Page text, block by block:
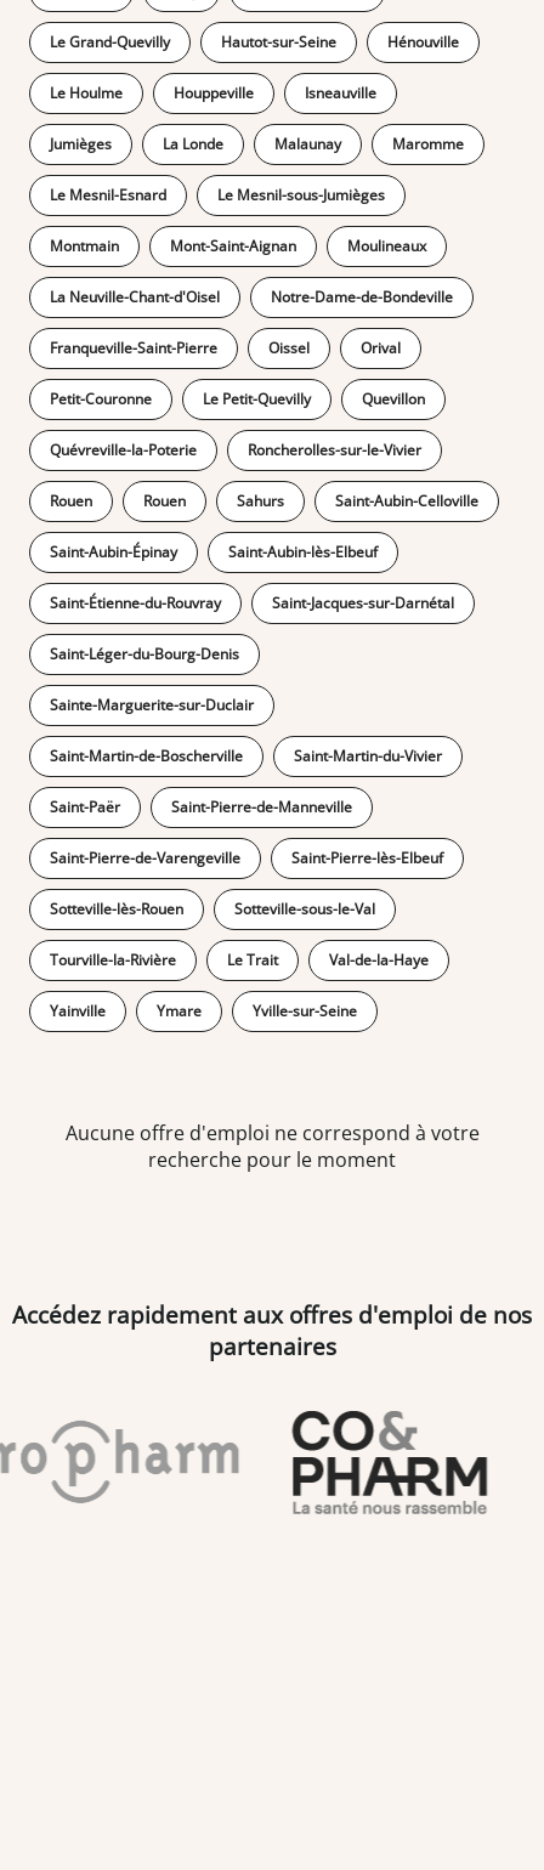
Le Grand-Quevilly Hautot-sur-Seine Hénouville
Le Houlme Houppeville Isneauville
Jumièges La Londe Malaunay Maromme
Le Mesnil-Esnard Le Mesnil-sous-Jumièges
Montmain Mont-Saint-Aignan Moulineaux
La Neuville-Chant-d'Oisel Notre-Dame-de-Bondeville
Franqueville-Saint-Pierre Oissel Orival
Petit-Couronne Le Petit-Quevilly Quevillon
Quévreville-la-Poterie Roncherolles-sur-le-Vivier
Rouen Rouen Sahurs Saint-Aubin-Celloville
Saint-Aubin-Épinay Saint-Aubin-lès-Elbeuf
Saint-Étienne-du-Rouvray Saint-Jacques-sur-Darnétal
Saint-Léger-du-Bourg-Denis
Sainte-Marguerite-sur-Duclair
Saint-Martin-de-Boscherville Saint-Martin-du-Vivier
Saint-Paër Saint-Pierre-de-Manneville
Saint-Pierre-de-Varengeville Saint-Pierre-lès-Elbeuf
Sotteville-lès-Rouen Sotteville-sous-le-Val
Tourville-la-Rivière Le Trait Val-de-la-Haye
Yainville Ymare Yville-sur-Seine
Aucune offre d'emploi ne correspond à votre
recherche pour le moment
Accédez rapidement aux offres d'emploi de nos
partenaires